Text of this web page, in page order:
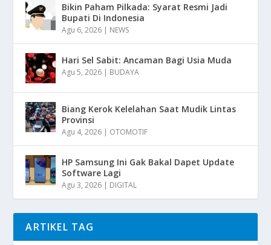
Bikin Paham Pilkada: Syarat Resmi Jadi
Bupati Di Indonesia
Agu 6, 2026 | NEWS
Hari Sel Sabit: Ancaman Bagi Usia Muda
Agu 5, 2026 | BUDAYA
Biang Kerok Kelelahan Saat Mudik Lintas
Provinsi
Agu 4, 2026 | OTOMOTIF
HP Samsung Ini Gak Bakal Dapet Update
Software Lagi
Agu 3, 2026 | DIGITAL
ARTIKEL TAG